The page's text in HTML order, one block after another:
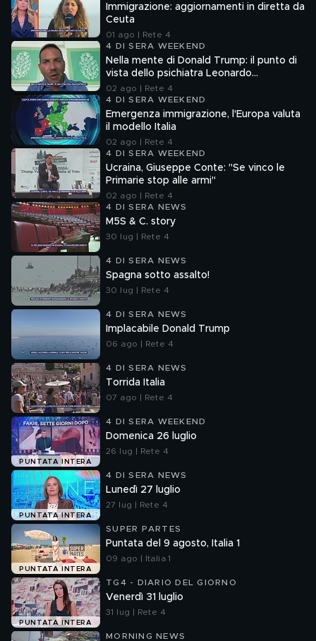
Immigrazione: aggiornamenti in diretta da
Ceuta
01 ago | Rete 4
4 DI SERA WEEKEND
Nella mente di Donald Trump: il punto di
vista dello psichiatra Leonardo
Mendolicchio
02 ago | Rete 4
4 DI SERA WEEKEND
Emergenza immigrazione, l'Europa valuta
il modello Italia
02 ago | Rete 4
4 DI SERA WEEKEND
Ucraina, Giuseppe Conte: "Se vinco le
Primarie stop alle armi"
02 ago | Rete 4
4 DI SERA NEWS
M5S & C. story
30 lug | Rete 4
4 DI SERA NEWS
Spagna sotto assalto!
30 lug | Rete 4
4 DI SERA NEWS
Implacabile Donald Trump
06 ago | Rete 4
4 DI SERA NEWS
Torrida Italia
07 ago | Rete 4
PUNTATA INTERA
4 DI SERA WEEKEND
Domenica 26 luglio
26 lug | Rete 4
PUNTATA INTERA
4 DI SERA NEWS
Lunedì 27 luglio
27 lug | Rete 4
PUNTATA INTERA
SUPER PARTES
Puntata del 9 agosto, Italia 1
09 ago | Italia 1
PUNTATA INTERA
TG4 - DIARIO DEL GIORNO
Venerdì 31 luglio
31 lug | Rete 4
MORNING NEWS